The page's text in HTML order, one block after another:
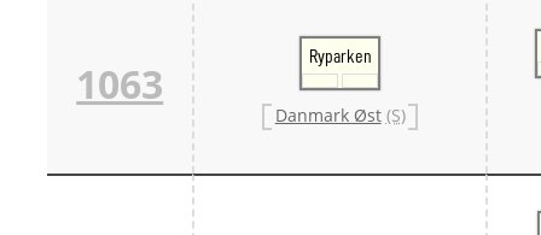
1063
Ryparken
Danmark Øst (S)